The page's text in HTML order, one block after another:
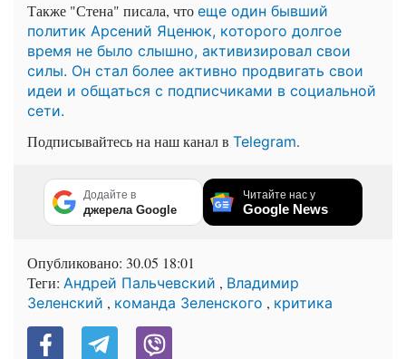
Также "Стена" писала, что еще один бывший
политик Арсений Яценюк, которого долгое
время не было слышно, активизировал свои
силы. Он стал более активно продвигать свои
идеи и общаться с подписчиками в социальной
сети.
Подписывайтесь на наш канал в Telegram.
Додайте в
джерела Google
Читайте нас у
Google News
Опубликовано: 30.05 18:01
Теги: Андрей Пальчевский , Владимир
Зеленский , команда Зеленского , критика